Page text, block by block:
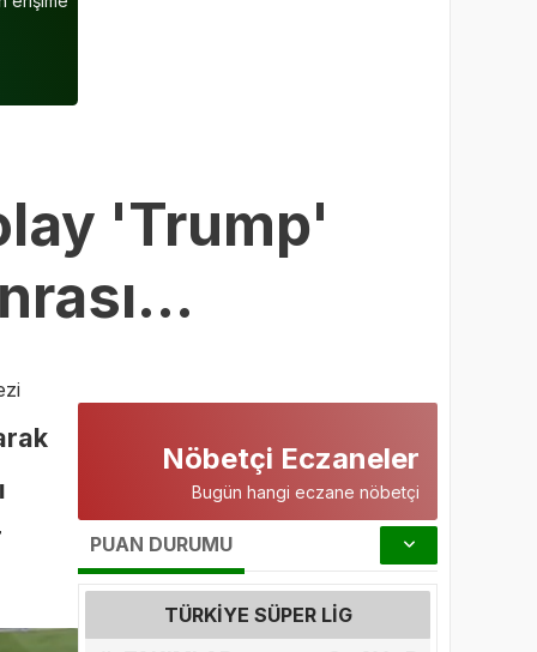
'Trump'
Nöbetçi Eczaneler
Bugün hangi eczane nöbetçi
PUAN DURUMU
TÜRKIYE SÜPER LIG